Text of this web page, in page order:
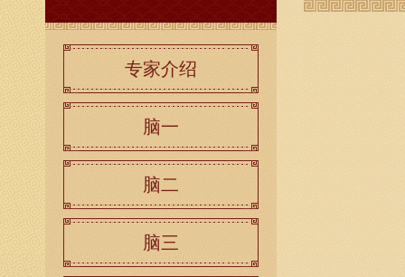
专家介绍
脑一
脑二
脑三